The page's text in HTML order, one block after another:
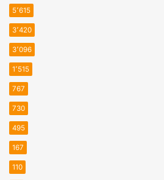
5٬615
3٬420
3٬096
1٬515
767
730
495
167
110